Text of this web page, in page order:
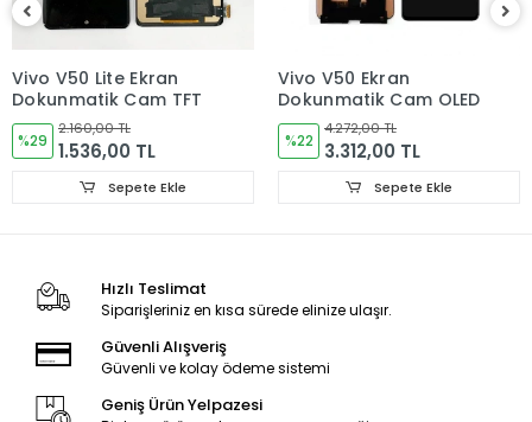
Dikkat Edilmesi gerekenler.
Test ederken aşağıdaki Soket Kısmının zarar görmemesine
dikkat edin.
Ekrana kesinlikle baskı yapmayınız ön cam arkasındaki LCD
köşelerinin alt kısmında boşluk olduğundan kırılıp
çalışmayacaktır.
Bu tip hatalardan kaynaklı ürünler değişime girmez.
Ürünler Sağlıklı bir Montajdan sonra Sorunsuz çalışacaktır.
Güle Güle Kullanmanız ümidi ile
Vivo V50 Lite Ekran
Dokunmatik Cam TFT
%29
2.160,00 TL
1.536,00 TL
Sepete Ekle
Vivo V50 Ekran
Dokunmatik Cam OLED
%22
4.272,00 TL
3.312,00 TL
Sepete Ekle
Hızlı Teslimat
Siparişleriniz en kısa sürede elinize ulaşır.
Güvenli Alışveriş
Güvenli ve kolay ödeme sistemi
Geniş Ürün Yelpazesi